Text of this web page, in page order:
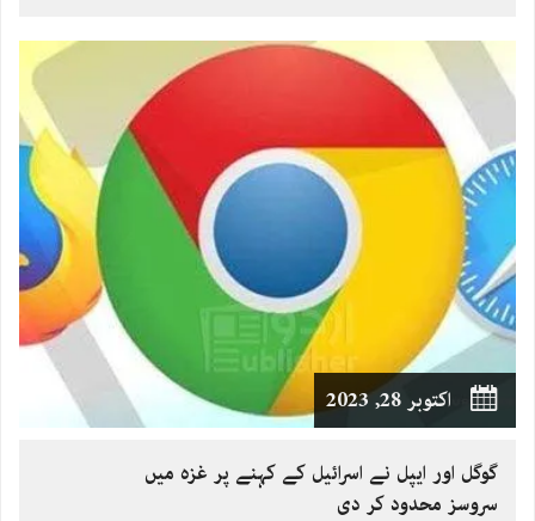
اکتوبر 28, 2023
گوگل اور ایپل نے اسرائیل کے کہنے پر غزہ میں
سروسز محدود کر دی